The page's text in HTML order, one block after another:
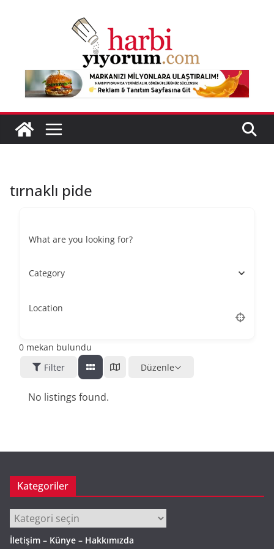
tırnaklı pide
What are you looking for?
Category
Location
0 mekan bulundu
Filter
Düzenle
No listings found.
Kategoriler
Kategoriler
İletişim – Künye – Hakkımızda